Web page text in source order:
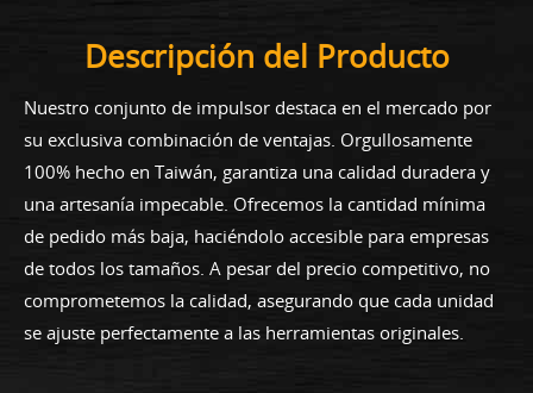
Descripción del Producto
Nuestro conjunto de impulsor destaca en el mercado por
su exclusiva combinación de ventajas. Orgullosamente
100% hecho en Taiwán, garantiza una calidad duradera y
una artesanía impecable. Ofrecemos la cantidad mínima
de pedido más baja, haciéndolo accesible para empresas
de todos los tamaños. A pesar del precio competitivo, no
comprometemos la calidad, asegurando que cada unidad
se ajuste perfectamente a las herramientas originales.